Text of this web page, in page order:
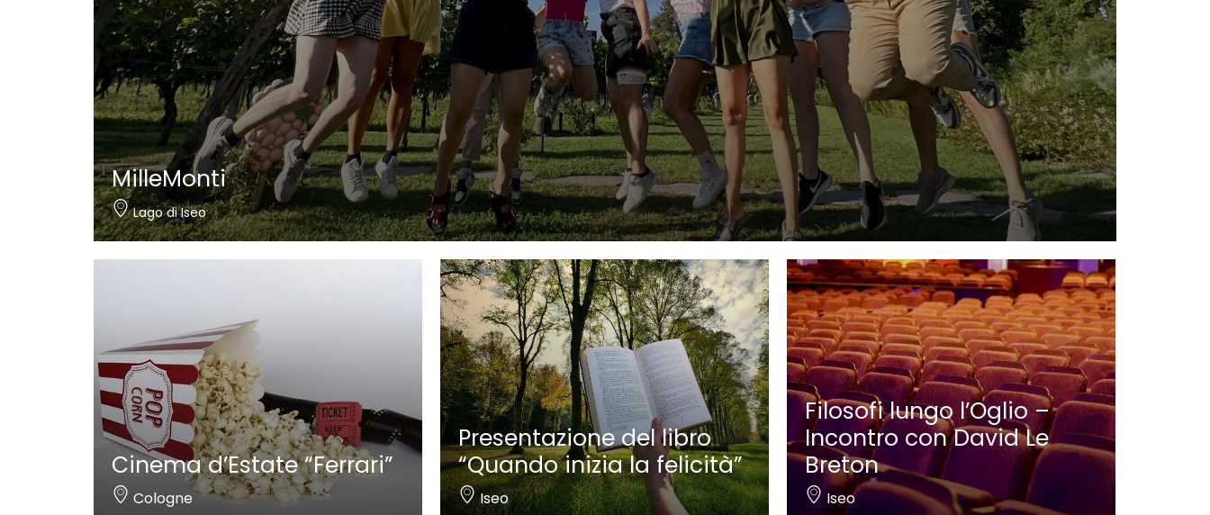
MilleMonti
Lago di Iseo
Cinema d’Estate “Ferrari”
Cologne
Presentazione del libro
“Quando inizia la felicità”
Iseo
Filosofi lungo l’Oglio –
Incontro con David Le
Breton
Iseo